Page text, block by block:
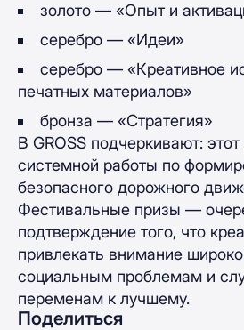
золото — «Опыт и
серебро — «Идеи»
серебро — «Креативное
печатных материалов»
бронза — «Стратегия»
В GROSS подчеркивают:
системной работы по
безопасного дорожного
Фестивальные призы —
подтверждение того, что
привлекать внимание
социальным проблемам и
переменам к лучшему.
Поделиться